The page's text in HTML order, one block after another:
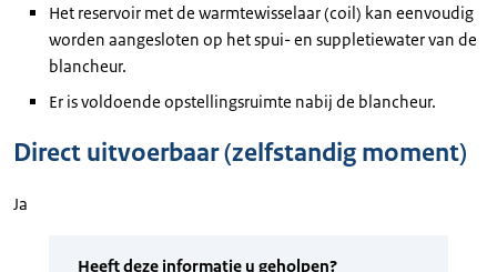
Het reservoir met de warmtewisselaar (coil) kan eenvoudig
worden aangesloten op het spui- en suppletiewater van de
blancheur.
Er is voldoende opstellingsruimte nabij de blancheur.
Direct uitvoerbaar (zelfstandig moment)
Ja